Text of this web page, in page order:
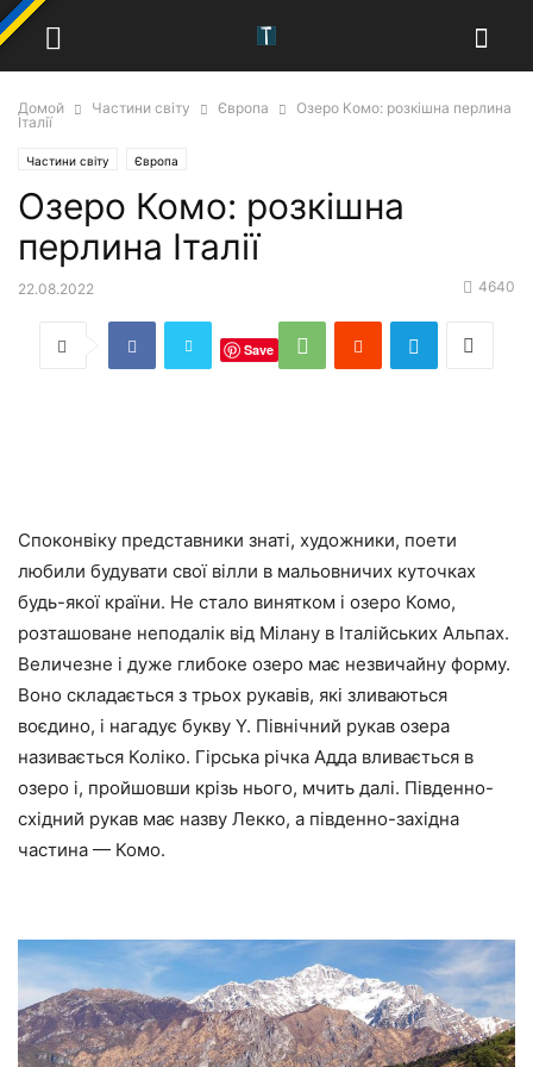
Домой Частини світу Європа
Озеро Комо: розкішна перлина
Італії
Частини світу Європа
Озеро Комо: розкішна
перлина Італії
22.08.2022 4640
Save
Споконвіку представники знаті, художники, поети
любили будувати свої вілли в мальовничих куточках
будь-якої країни. Не стало винятком і озеро Комо,
розташоване неподалік від Мілану в Італійських Альпах.
Величезне і дуже глибоке озеро має незвичайну форму.
Воно складається з трьох рукавів, які зливаються
воєдино, і нагадує букву Y. Північний рукав озера
називається Коліко. Гірська річка Адда вливається в
озеро і, пройшовши крізь нього, мчить далі. Південно-
східний рукав має назву Лекко, а південно-західна
частина — Комо.